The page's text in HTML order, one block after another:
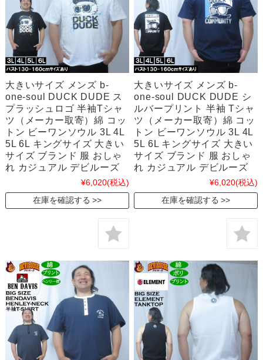
大きいサイズ メンズ b-
one-soul DUCK DUDE ス
プラッシュロゴ 半袖Tシャ
ツ（メーカー取寄）綿 コッ
トン ビーワンソウル 3L 4L
5L 6L キングサイズ 大きい
サイズ ブランド 服 おしゃ
れ カジュアル デビルーズ
¥6,020(税込)
在庫を確認する
大きいサイズ メンズ b-
one-soul DUCK DUDE シ
ルバープリント 半袖 Tシャ
ツ（メーカー取寄）綿 コッ
トン ビーワンソウル 3L 4L
5L 6L キングサイズ 大きい
サイズ ブランド 服 おしゃ
れ カジュアル デビルーズ
¥6,020(税込)
在庫を確認する